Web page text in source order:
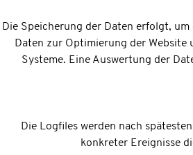
Die Speicherung der Daten erfolgt,
Daten zur Optimierung der
Systeme. Eine Auswertung der
Die Logfiles werden nach
konkreter Ereignisse